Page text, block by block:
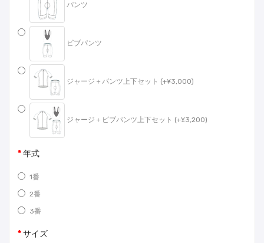
パンツ
ビブパンツ
ジャージ＋パンツ上下セット (+¥3,000)
ジャージ＋ビブパンツ上下セット (+¥3,200)
年式
1番
2番
3番
サイズ